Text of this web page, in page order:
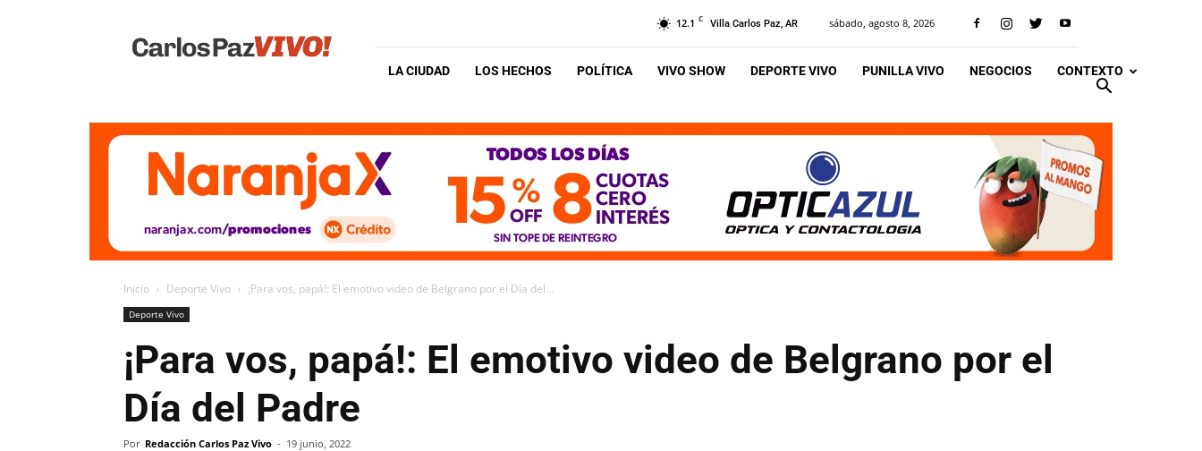
Vivo
12.1 C Villa Carlos Paz, AR sábado, agosto 8, 2026
LA CIUDAD LOS HECHOS POLÍTICA VIVO SHOW DEPORTE VIVO PUNILLA VIVO NEGOCIOS CONTEXTO
Inicio Deporte Vivo ¡Para vos, papá!: El emotivo video de Belgrano por el Día del...
Deporte Vivo
¡Para vos, papá!: El emotivo video de Belgrano por el
Día del Padre
Por Redacción Carlos Paz Vivo - 19 junio, 2022